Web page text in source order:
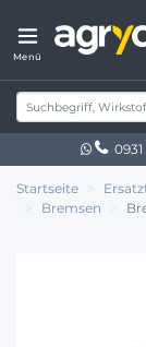
Menü
0931
Startseite
Bremsen